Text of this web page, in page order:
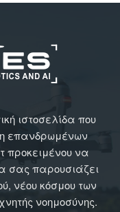
ιστοσελίδα που
επανδρωμένων
προκειμένου να
σας παρουσιάζει
νέου κόσμου των
νοημοσύνης.